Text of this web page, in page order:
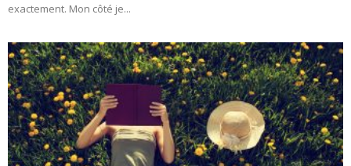
exactement. Mon côté je...